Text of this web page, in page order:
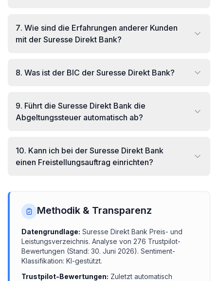
7. Wie sind die Erfahrungen anderer Kunden
mit der Suresse Direkt Bank?
8. Was ist der BIC der Suresse Direkt Bank?
9. Führt die Suresse Direkt Bank die
Abgeltungssteuer automatisch ab?
10. Kann ich bei der Suresse Direkt Bank
einen Freistellungsauftrag einrichten?
Methodik & Transparenz
Datengrundlage: Suresse Direkt Bank Preis- und
Leistungsverzeichnis. Analyse von 276 Trustpilot-
Bewertungen (Stand: 30. Juni 2026). Sentiment-
Klassifikation: KI-gestützt.
Trustpilot-Bewertungen: Zuletzt automatisch